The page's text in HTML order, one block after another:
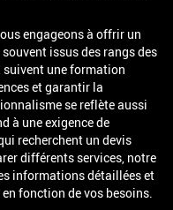
engageons à offrir un
issus des rangs des
une formation
et garantir la
se reflète aussi
à une exigence de
recherchent un devis
différents services, notre
informations détaillées et
fonction de vos besoins.